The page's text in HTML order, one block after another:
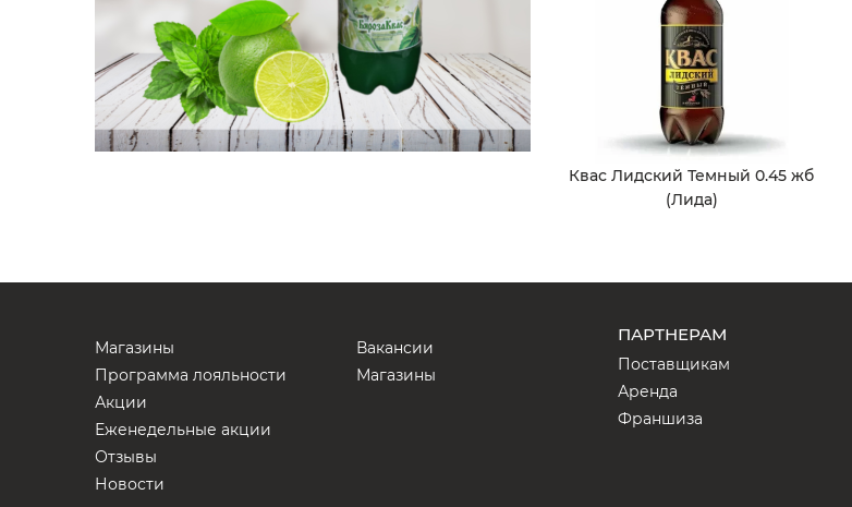
Квас Лидский Темный 0.45 жб
(Лида)
Магазины
Программа лояльности
Акции
Еженедельные акции
Отзывы
Новости
Вакансии
Магазины
ПАРТНЕРАМ
Поставщикам
Аренда
Франшиза